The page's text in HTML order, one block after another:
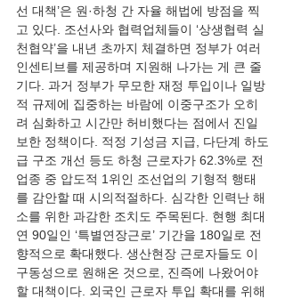
선 대책’은 원·하청 간 자율 해법에 방점을 찍
고 있다. 조선사와 협력업체들이 ‘상생협력 실
천협약’을 내년 초까지 체결하면 정부가 여러
인센티브를 제공하며 지원해 나가는 게 큰 줄
기다. 과거 정부가 무모한 재정 투입이나 일방
적 규제에 집중하는 바람에 이중구조가 오히
려 심화하고 시간만 허비했다는 점에서 진일
보한 정책이다. 적정 기성금 지급, 다단계 하도
급 구조 개선 등도 하청 근로자가 62.3%로 전
업종 중 압도적 1위인 조선업의 기형적 행태
를 감안할 때 시의적절하다. 심각한 인력난 해
소를 위한 과감한 조치도 주목된다. 현행 최대
연 90일인 ‘특별연장근로’ 기간을 180일로 전
향적으로 확대했다. 생산현장 근로자들도 이
구동성으로 원해온 것으로, 진즉에 나왔어야
할 대책이다. 외국인 근로자 투입 확대를 위해